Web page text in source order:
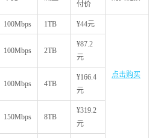
付价
100Mbps 1TB ¥44元
点击购买
100Mbps 2TB
¥87.2
元
100Mbps 4TB
¥166.4
元
150Mbps 8TB
¥319.2
元